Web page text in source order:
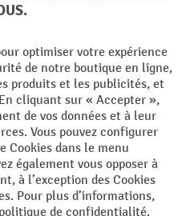
Mentions Légales
de cookies
and possible delivery charges,